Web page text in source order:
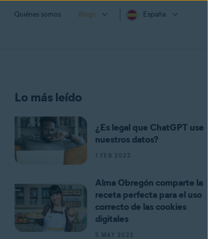
Quiénes somos Blogs España
Lo más leído
¿Es legal que ChatGPT use
nuestros datos?
1 FEB 2023
Alma Obregón comparte la
receta perfecta para el uso
correcto de las cookies
digitales
5 MAY 2022